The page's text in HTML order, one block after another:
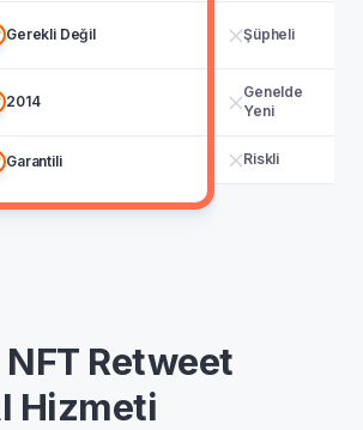
Gerekli Değil Şüpheli
2014
Genelde
Yeni
Garantili Riskli
Retweet
Hizmeti